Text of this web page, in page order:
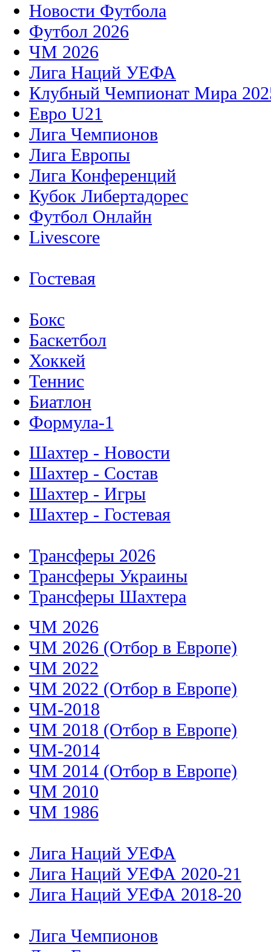
Новости Футбола
Футбол 2026
ЧМ 2026
Лига Наций УЕФА
Клубный Чемпионат Мира
Евро U21
Лига Чемпионов
Лига Европы
Лига Конференций
Кубок Либертадорес
Футбол Онлайн
Livescore
Гостевая
Бокс
Баскетбол
Хоккей
Теннис
Биатлон
Формула-1
Шахтер - Новости
Шахтер - Состав
Шахтер - Игры
Шахтер - Гостевая
Трансферы 2026
Трансферы Украины
Трансферы Шахтера
ЧМ 2026
ЧМ 2026 (Отбор в Европе)
ЧМ 2022
ЧМ 2022 (Отбор в Европе)
ЧМ-2018
ЧМ 2018 (Отбор в Европе)
ЧМ-2014
ЧМ 2014 (Отбор в Европе)
ЧМ 2010
ЧМ 1986
Лига Наций УЕФА
Лига Наций УЕФА 2020-21
Лига Наций УЕФА 2018-20
Лига Чемпионов